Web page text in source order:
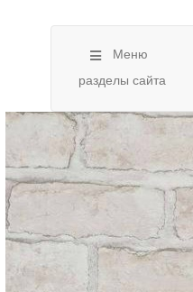
Меню
разделы сайта